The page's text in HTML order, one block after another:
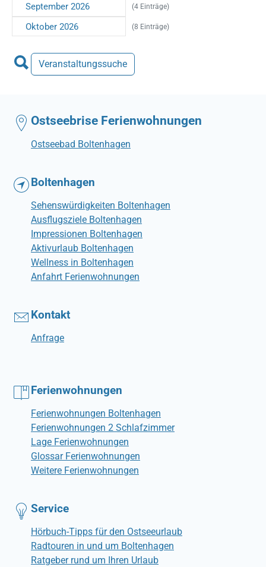
September 2026 (4 Einträge)
Oktober 2026 (8 Einträge)
Veranstaltungssuche
Ostseebrise Ferienwohnungen
Ostseebad Boltenhagen
Boltenhagen
Sehenswürdigkeiten Boltenhagen
Ausflugsziele Boltenhagen
Impressionen Boltenhagen
Aktivurlaub Boltenhagen
Wellness in Boltenhagen
Anfahrt Ferienwohnungen
Kontakt
Anfrage
Ferienwohnungen
Ferienwohnungen Boltenhagen
Ferienwohnungen 2 Schlafzimmer
Lage Ferienwohnungen
Glossar Ferienwohnungen
Weitere Ferienwohnungen
Service
Hörbuch-Tipps für den Ostseeurlaub
Radtouren in und um Boltenhagen
Ratgeber rund um Ihren Urlaub